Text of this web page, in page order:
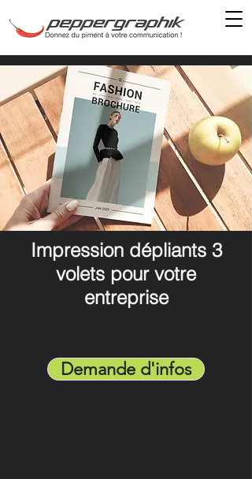
Impression dépliants 3
volets pour votre
entreprise
Demande d'infos